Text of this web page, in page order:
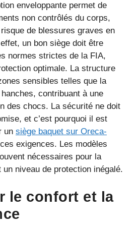
enveloppante permet de
non contrôlés du corps,
de blessures graves en
un bon siège doit être
normes strictes de la FIA,
optimale. La structure
sensibles telles que la
contribuant à une
des chocs. La sécurité ne doit
et c’est pourquoi il est
un siège baquet sur Oreca-
exigences. Les modèles
nécessaires pour la
niveau de protection inégalé.
le confort et la